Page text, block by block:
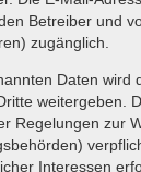
Betreiber und
zugänglich.
Daten wird
weitergeben.
Regelungen zur
Interessen